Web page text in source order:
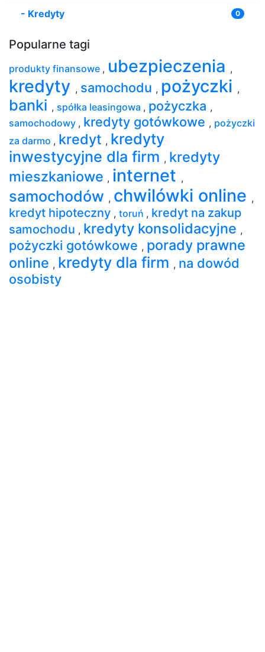
- Kredyty 0
Popularne tagi
produkty finansowe , ubezpieczenia ,
kredyty , samochodu , pożyczki ,
banki , spółka leasingowa , pożyczka ,
samochodowy , kredyty gotówkowe , pożyczki
za darmo , kredyt , kredyty
inwestycyjne dla firm , kredyty
mieszkaniowe , internet ,
samochodów , chwilówki online ,
kredyt hipoteczny , toruń , kredyt na zakup
samochodu , kredyty konsolidacyjne ,
pożyczki gotówkowe , porady prawne
online , kredyty dla firm , na dowód
osobisty